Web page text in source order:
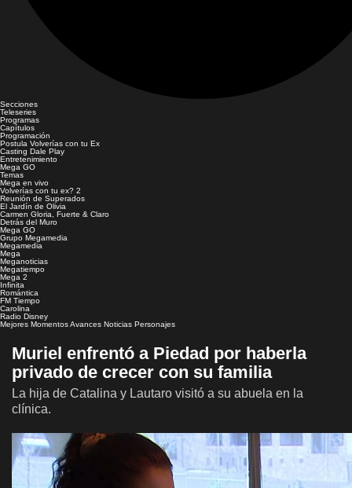
Secciones
Teleseries
Programas
Capítulos
Programación
Postula Volverías con tu Ex
Casting Dale Play
Entretenimiento
Mega GO
Temas
Mega en vivo
Volverías con tu ex? 2
Reunión de Superados
El Jardín de Olivia
Carmen Gloria, Fuerte & Claro
Detrás del Muro
Mega GO
Grupo Megamedia
Megamedia
Mega
Meganoticias
Megatiempo
Mega 2
Infinita
Romántica
FM Tiempo
Carolina
Radio Disney
Mejores MomentosAvances Noticias Personajes
Muriel enfrentó a Piedad por haberla
privado de crecer con su familia
La hija de Catalina y Lautaro visitó a su abuela en la
clínica.